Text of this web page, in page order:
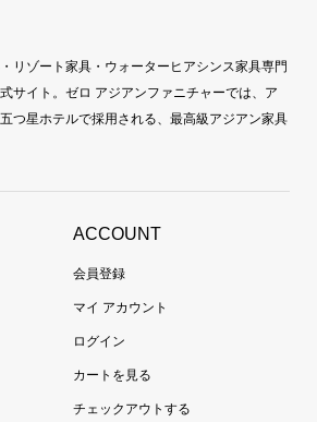
リゾート家具・ウォーターヒアシンス家具専門
サイト。ゼロ アジアンファニチャーでは、ア
つ星ホテルで採用される、最高級アジアン家具
ACCOUNT
会員登録
マイ アカウント
ログイン
カートを見る
チェックアウトする